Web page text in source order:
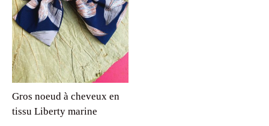
Gros noeud à cheveux en
tissu Liberty marine